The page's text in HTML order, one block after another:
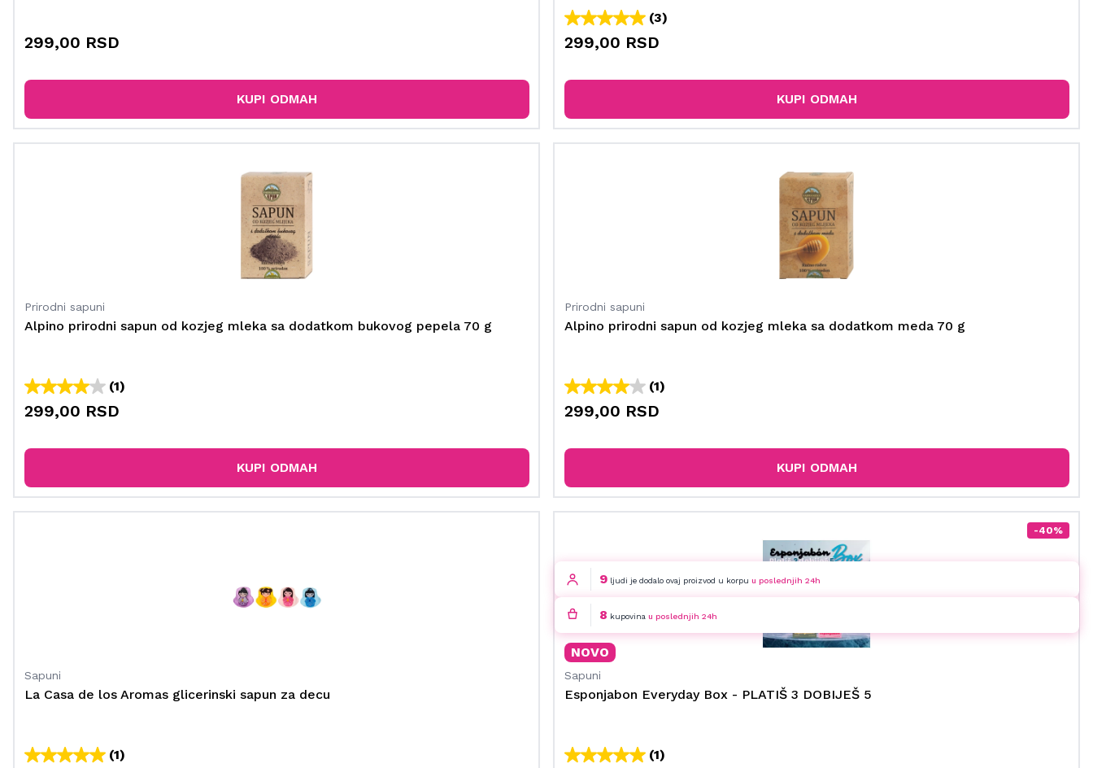
299,00 RSD
KUPI ODMAH
(3)
299,00 RSD
KUPI ODMAH
Prirodni sapuni
Alpino prirodni sapun od kozjeg mleka sa dodatkom bukovog pepela 70 g
(1)
299,00 RSD
KUPI ODMAH
Prirodni sapuni
Alpino prirodni sapun od kozjeg mleka sa dodatkom meda 70 g
(1)
299,00 RSD
KUPI ODMAH
Sapuni
La Casa de los Aromas glicerinski sapun za decu
(1)
9ljudi je dodalo ovaj proizvod u korpu u poslednjih 24h
8 kupovina u poslednjih 24h
NOVO
-40%
Sapuni
Esponjabon Everyday Box - PLATIŠ 3 DOBIJEŠ 5
(1)